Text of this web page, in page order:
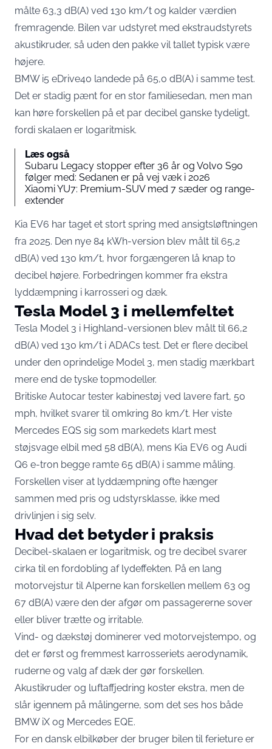
målte 63,3 dB(A) ved 130 km/t og kalder værdien
fremragende. Bilen var udstyret med ekstraudstyrets
akustikruder, så uden den pakke vil tallet typisk være
højere.
BMW i5 eDrive40 landede på 65,0 dB(A) i samme test.
Det er stadig pænt for en stor familiesedan, men man
kan høre forskellen på et par decibel ganske tydeligt,
fordi skalaen er logaritmisk.
Læs også
Subaru Legacy stopper efter 36 år og Volvo S90
følger med: Sedanen er på vej væk i 2026
Xiaomi YU7: Premium-SUV med 7 sæder og range-
extender
Kia EV6 har taget et stort spring med ansigtsløftningen
fra 2025. Den nye 84 kWh-version blev målt til 65,2
dB(A) ved 130 km/t, hvor forgængeren lå knap to
decibel højere. Forbedringen kommer fra ekstra
lyddæmpning i karrosseri og dæk.
Tesla Model 3 i mellemfeltet
Tesla Model 3 i Highland-versionen blev målt til 66,2
dB(A) ved 130 km/t i ADACs test. Det er flere decibel
under den oprindelige Model 3, men stadig mærkbart
mere end de tyske topmodeller.
Britiske Autocar tester kabinestøj ved lavere fart, 50
mph, hvilket svarer til omkring 80 km/t. Her viste
Mercedes EQS sig som markedets klart mest
støjsvage elbil med 58 dB(A), mens Kia EV6 og Audi
Q6 e-tron begge ramte 65 dB(A) i samme måling.
Forskellen viser at lyddæmpning ofte hænger
sammen med pris og udstyrsklasse, ikke med
drivlinjen i sig selv.
Hvad det betyder i praksis
Decibel-skalaen er logaritmisk, og tre decibel svarer
cirka til en fordobling af lydeffekten. På en lang
motorvejstur til Alperne kan forskellen mellem 63 og
67 dB(A) være den der afgør om passagererne sover
eller bliver trætte og irritable.
Vind- og dækstøj dominerer ved motorvejstempo, og
det er først og fremmest karrosseriets aerodynamik,
ruderne og valg af dæk der gør forskellen.
Akustikruder og luftaffjedring koster ekstra, men de
slår igennem på målingerne, som det ses hos både
BMW iX og Mercedes EQE.
For en dansk elbilkøber der bruger bilen til ferieture er